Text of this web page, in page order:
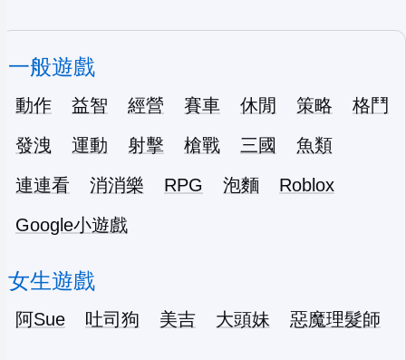
一般遊戲
動作 益智 經營 賽車 休閒 策略
格鬥
發洩
運動 射擊 槍戰 三國
魚類
連連看
消消樂 RPG 泡麵
Roblox
Google小遊戲
女生遊戲
阿Sue 吐司狗 美吉 大頭妹 惡魔理髮師